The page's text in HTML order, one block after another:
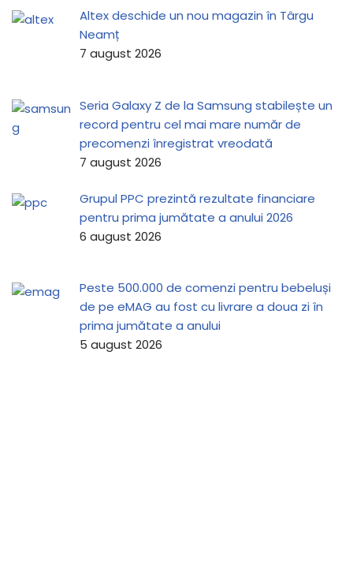
Altex deschide un nou magazin în Târgu
Neamț
7 august 2026
Seria Galaxy Z de la Samsung stabilește un
record pentru cel mai mare număr de
precomenzi înregistrat vreodată
7 august 2026
Grupul PPC prezintă rezultate financiare
pentru prima jumătate a anului 2026
6 august 2026
Peste 500.000 de comenzi pentru bebeluși
de pe eMAG au fost cu livrare a doua zi în
prima jumătate a anului
5 august 2026